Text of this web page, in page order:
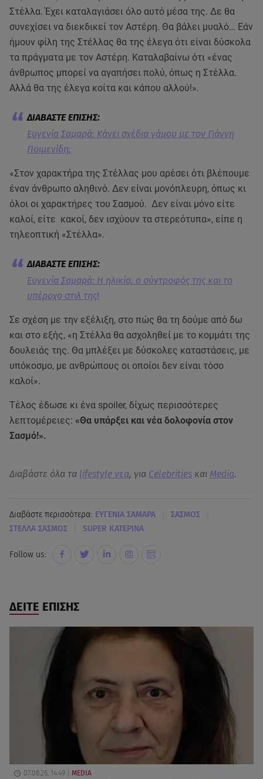
Στέλλα. Έχει καταλαγιάσει όλο αυτό μέσα της. Δε θα
συνεχίσει να διεκδικεί τον Αστέρη. Θα βάλει μυαλό… Εάν
ήμουν φίλη της Στέλλας θα της έλεγα ότι είναι δύσκολα
τα πράγματα με τον Αστέρη. Καταλαβαίνω ότι «ένας
άνθρωπος μπορεί να αγαπήσει πολύ, όπως η Στέλλα.
Αλλά θα της έλεγα κοίτα και κάπου αλλού!».
Ευγενία Σαμαρά: Κάνει σχέδια γάμου με τον Γιάννη
Ποιμενίδη;
«Στον χαρακτήρα της Στέλλας μου αρέσει ότι βλέπουμε
έναν άνθρωπο αληθινό. Δεν είναι μονόπλευρη, όπως κι
όλοι οι χαρακτήρες του Σασμού. Δεν είναι μόνο είτε
καλοί, είτε κακοί, δεν ισχύουν τα στερεότυπα», είπε η
τηλεοπτική «Στέλλα».
Ευγενία Σαμαρά: Η ηλικία, o σύντροφός της και το
υπέροχο στιλ της!
Σε σχέση με την εξέλιξη, στο πώς θα τη δούμε από δω
και στο εξής, «η Στέλλα θα ασχοληθεί με το κομμάτι της
δουλειάς της. Θα μπλέξει με δύσκολες καταστάσεις, με
υπόκοσμο, με ανθρώπους οι οποίοι δεν είναι τόσο
καλοί».
Τέλος έδωσε κι ένα spoiler, δίχως περισσότερες
λεπτομέρειες: «Θα υπάρξει και νέα δολοφονία στον
Σασμό!».
Διαβάστε όλα τα lifestyle νεα, για Celebrities και Media.
Διαβάστε περισσότερα: ΕΥΓΕΝΙΑ ΣΑΜΑΡΑ ΣΑΣΜΟΣ
ΣΤΕΛΛΑ ΣΑΣΜΟΣ SUPER ΚΑΤΕΡΙΝΑ
Follow us:
ΔΕΙΤΕ ΕΠΙΣΗΣ
07.08.26, 14:49 MEDIA